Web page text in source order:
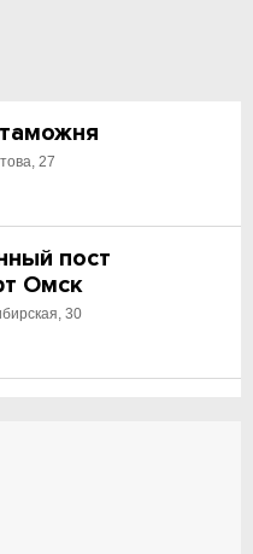
27
пост
Омск
30